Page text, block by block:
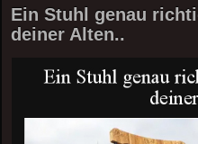
Ein Stuhl genau
deiner Alten..